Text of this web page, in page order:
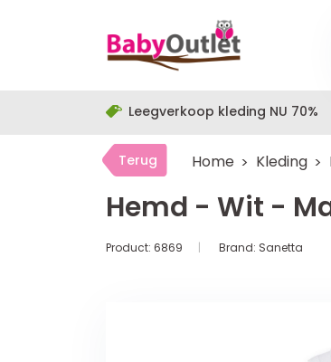
Leegverkoop kleding NU 70%
Terug Home Kleding
Hemd - Wit -
Product: 6869 Brand: Sanetta